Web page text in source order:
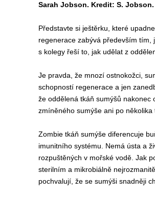
Sarah Jobson. Kredit: S. Jobson.
Představte si ještěrku, které
regenerace zabývá především tím,
s kolegy řeší to, jak udělat z
Je pravda, že mnozí ostnokožci,
schopností regenerace a jen
že oddělená tkáň sumýšů nakonec
zmíněného sumýše ani po
Zombie tkáň sumýše diferencuje
imunitního systému. Nemá ústa a
rozpuštěných v mořské vodě. Jak
sterilním a mikrobiálně
pochvalují, že se sumýši snadněji